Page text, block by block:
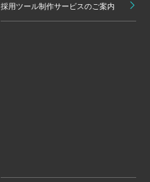
採用ツール制作サービスのご案内